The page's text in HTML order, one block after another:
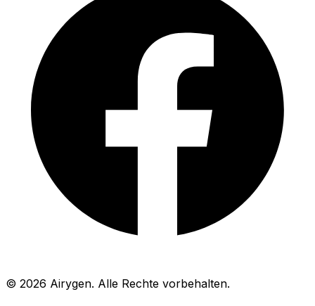
© 2026 Airygen. Alle Rechte vorbehalten.